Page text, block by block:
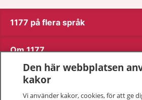
1177 på flera språk
Om 1177
Kontakt
Den här webbplatsen
kakor
Vi använder kakor, cookies, för att ge